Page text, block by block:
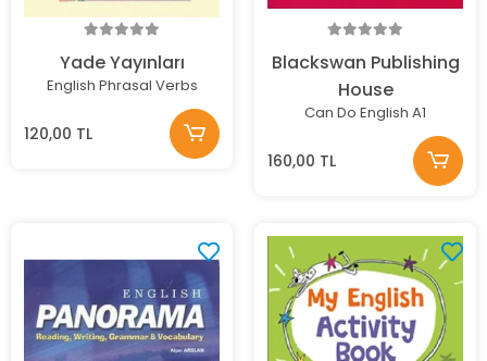
Yade Yayınları
English Phrasal Verbs
120,00 TL
Blackswan Publishing
House
Can Do English A1
160,00 TL